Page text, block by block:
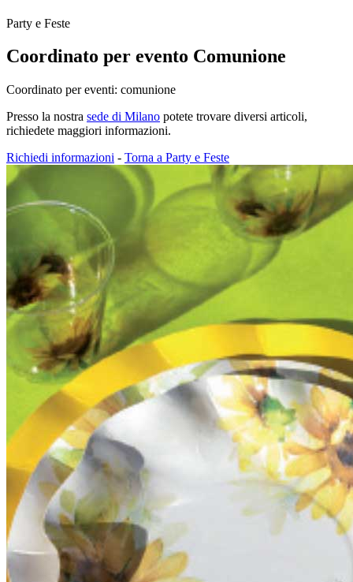
Party e Feste
Coordinato per evento Comunione
Coordinato per eventi: comunione
Presso la nostra sede di Milano potete trovare diversi articoli,
richiedete maggiori informazioni.
Richiedi informazioni - Torna a Party e Feste